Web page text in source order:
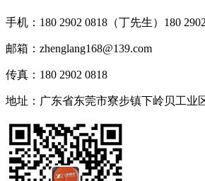
手机： 180 2902 0818（丁先生）180
邮箱： zhenglang168@139.com
传真： 180 2902 0818
地址： 广东省东莞市寮步镇下岭贝工业